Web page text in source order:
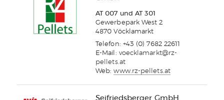
AT 007 und AT 301
Gewerbepark West 2
4870 Vöcklamarkt
Telefon: +43 (0) 7682 22611
E-Mail: voecklamarkt@rz-
pellets.at
Web:www.rz-pellets.at
Seifriedsberger GmbH